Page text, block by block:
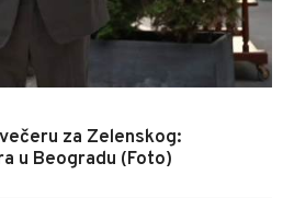
za Zelenskog:
u Beogradu (Foto)